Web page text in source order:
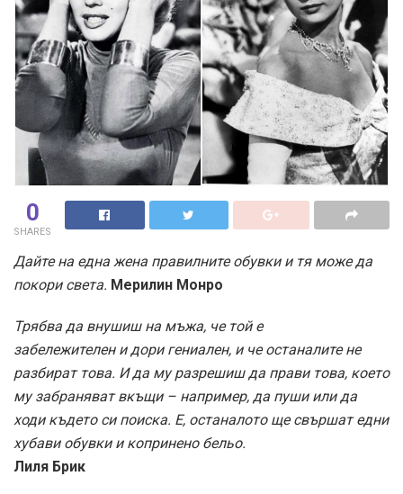
0
SHARES
Дайте на една жена правилните обувки и тя може да
покори света. Мерилин Монро
Трябва да внушиш на мъжа, че той е
забележителен и дори гениален, и че останалите не
разбират това. И да му разрешиш да прави това, което
му забраняват вкъщи – например, да пуши или да
ходи където си поиска. Е, останалото ще свършат едни
хубави обувки и копринено бельо.
Лиля Брик